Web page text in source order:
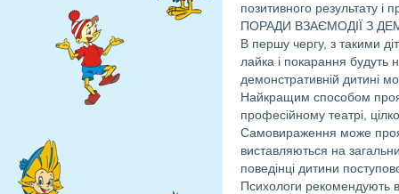
позитивного результату
ПОРАДИ ВЗАЄМОДІЇ З
В першу чергу, з такими
лайка і покарання
демонстративній дитині
Найкращим способом
професійному театрі,
Самовираження може
виставляються на
поведінці дитини
Психологи рекомендують